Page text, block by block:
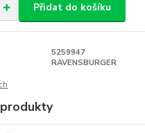
Přidat do košíku
5259947
RAVENSBURGER